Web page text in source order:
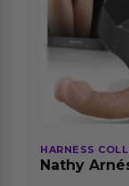
HARNESS
Nathy